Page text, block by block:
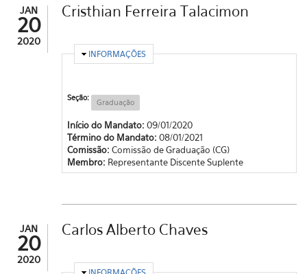
JAN
20
2020
Cristhian Ferreira Talacimon
OCULTAR
INFORMAÇÕES
Seção: Graduação
Início do Mandato: 09/01/2020
Término do Mandato: 08/01/2021
Comissão: Comissão de Graduação (CG)
Membro: Representante Discente Suplente
JAN
20
2020
Carlos Alberto Chaves